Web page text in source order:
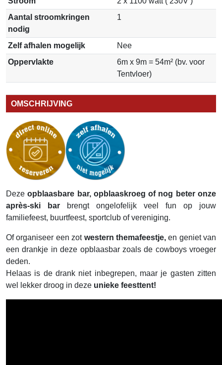
Aantal stroomkringen
nodig
1
Zelf afhalen mogelijk
Nee
Oppervlakte
6m x 9m = 54m² (bv. voor
Tentvloer)
OMSCHRIJVING
Dezeopblaasbare bar, opblaaskroeg of nog beter onze
après-ski bar brengt ongelofelijk veel fun op jouw
familiefeest, buurtfeest, sportclub of vereniging.
Of organiseer een zot western themafeestje,en geniet van
een drankje in deze opblaasbar zoals de cowboys vroeger
deden.
Helaas is de drank niet inbegrepen, maar je gasten zitten
wel lekker droog in deze unieke feesttent!